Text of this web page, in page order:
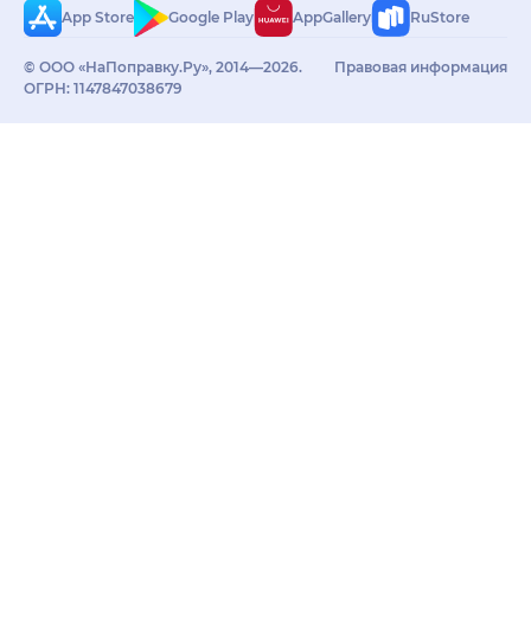
App Store
Google Play AppGallery RuStore
© ООО «НаПоправку.Ру», 2014—2026.
ОГРН: 1147847038679
Правовая информация